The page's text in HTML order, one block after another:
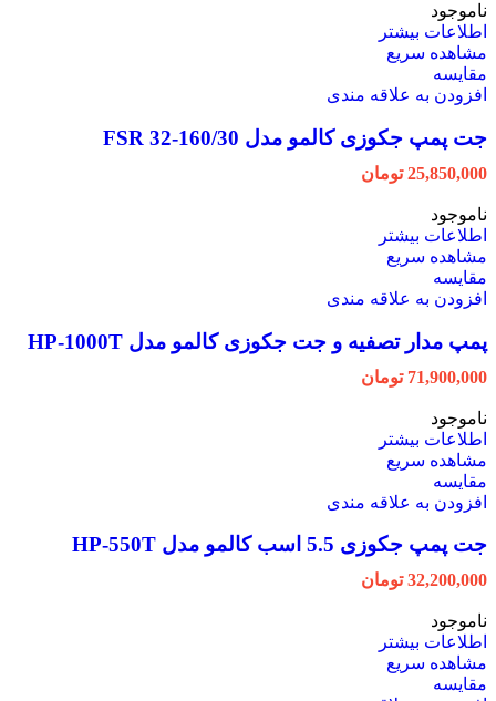
ناموجود
اطلاعات بیشتر
مشاهده سریع
مقایسه
افزودن به علاقه مندی
جت پمپ جکوزی کالمو مدل FSR 32-160/30
25,850,000 تومان
ناموجود
اطلاعات بیشتر
مشاهده سریع
مقایسه
افزودن به علاقه مندی
پمپ مدار تصفیه و جت جکوزی کالمو مدل HP-1000T
71,900,000 تومان
ناموجود
اطلاعات بیشتر
مشاهده سریع
مقایسه
افزودن به علاقه مندی
جت پمپ جکوزی 5.5 اسب کالمو مدل HP-550T
32,200,000 تومان
ناموجود
اطلاعات بیشتر
مشاهده سریع
مقایسه